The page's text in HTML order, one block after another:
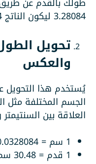
3.28084 ليكون الناتج 5.74 قدم تقريبًا.
تحويل
والعكس
يُستخدم هذا التحويل
الجسم المختلفة مثل
العلاقة بين
1 سم = 0.0328084 قدم
1 قدم = 30.48 سم